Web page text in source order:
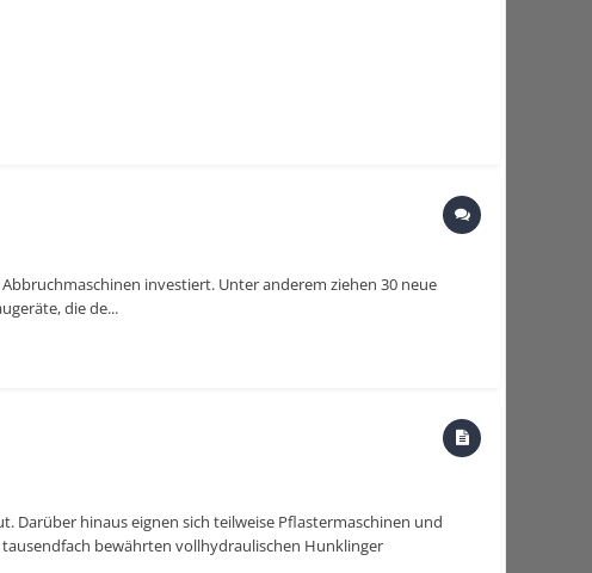
investiert. Unter anderem ziehen 30 neue
die de...
Darüber hinaus eignen sich teilweise Pflastermaschinen und
bewährten vollhydraulischen Hunklinger